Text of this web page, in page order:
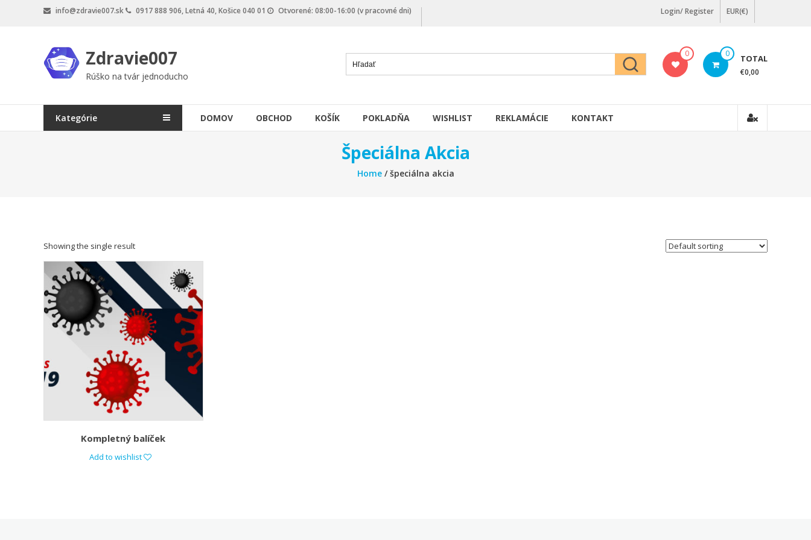
info@zdravie007.sk 0917 888 906, Letná 40, Košice 040 01 Otvorené: 08:00-16:00 (v pracovné dni) Login/ Register EUR(€)
Zdravie007
Rúško na tvár jednoducho
0 0 TOTAL
€0,00
Kategórie DOMOV OBCHOD KOŠÍK POKLADŇA WISHLIST REKLAMÁCIE KONTAKT
Špeciálna Akcia
Home/ špeciálna akcia
Showing the single result
Kompletný balíček
Add to wishlist